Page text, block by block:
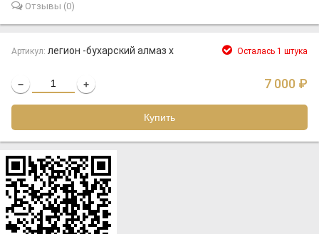
Отзывы (0)
Артикул: легион -бухарский алмаз х Осталась 1 штука
− + 7 000 ₽